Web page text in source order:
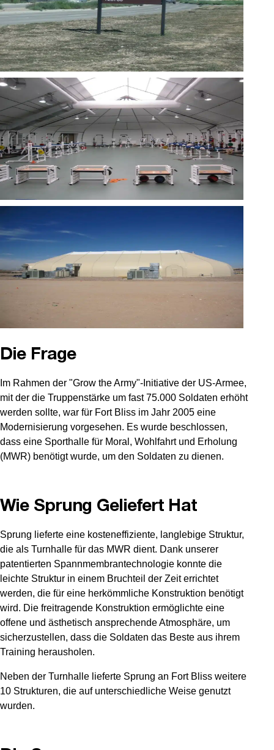
Die Frage
Im Rahmen der "Grow the Army"-Initiative der US-Armee,
mit der die Truppenstärke um fast 75.000 Soldaten erhöht
werden sollte, war für Fort Bliss im Jahr 2005 eine
Modernisierung vorgesehen. Es wurde beschlossen,
dass eine Sporthalle für Moral, Wohlfahrt und Erholung
(MWR) benötigt wurde, um den Soldaten zu dienen.
Wie Sprung Geliefert Hat
Sprung lieferte eine kosteneffiziente, langlebige Struktur,
die als Turnhalle für das MWR dient. Dank unserer
patentierten Spannmembrantechnologie konnte die
leichte Struktur in einem Bruchteil der Zeit errichtet
werden, die für eine herkömmliche Konstruktion benötigt
wird. Die freitragende Konstruktion ermöglichte eine
offene und ästhetisch ansprechende Atmosphäre, um
sicherzustellen, dass die Soldaten das Beste aus ihrem
Training herausholen.
Neben der Turnhalle lieferte Sprung an Fort Bliss weitere
10 Strukturen, die auf unterschiedliche Weise genutzt
wurden.